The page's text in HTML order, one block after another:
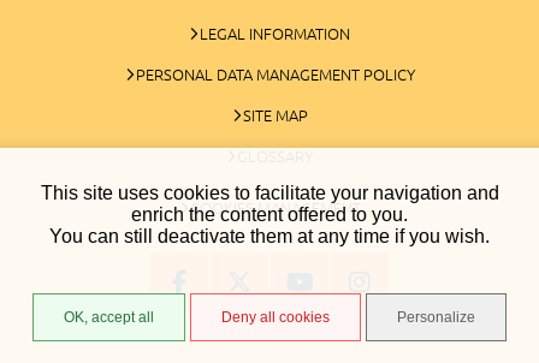
This site uses cookies to facilitate your navigation and
enrich the content offered to you.
You can still deactivate them at any time if you wish.
OK, accept all Deny all cookies Personalize
LEGAL INFORMATION
PERSONAL DATA MANAGEMENT POLICY
SITE MAP
GLOSSARY
COOKIES MANAGEMENT